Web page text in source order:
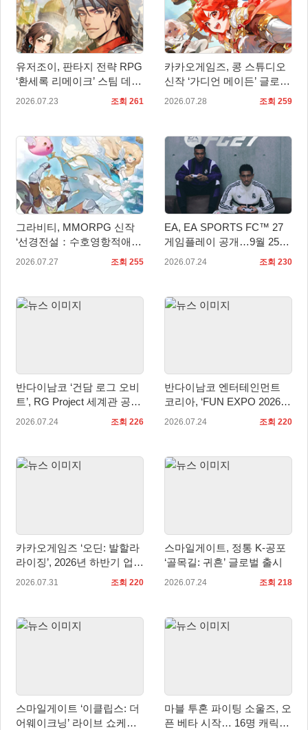
유저조이, 판타지 전략 RPG
‘환세록 리메이크’ 스팀 데모
무료 배포
2026.07.23 조회 261
카카오게임즈, 콩 스튜디오
신작 ‘가디언 메이든’ 글로벌
퍼블리싱 계약
2026.07.28 조회 259
그라비티, MMORPG 신작
‘선경전설：수호영항적애2’
중국 판호 획득!
2026.07.27 조회 255
EA, EA SPORTS FC™ 27
게임플레이 공개…9월 25일
전 세계 출시
2026.07.24 조회 230
반다이남코 ‘건담 로그 오비
트’, RG Project 세계관 공
개… 애니메이션과 연계
2026.07.24 조회 226
반다이남코 엔터테인먼트
코리아, ‘FUN EXPO 2026’
참가 상세 내용 공개
2026.07.24 조회 220
카카오게임즈 ‘오딘: 발할라
라이징’, 2026년 하반기 업데
이트 미리보기 공개
2026.07.31 조회 220
스마일게이트, 정통 K-공포
‘골목길: 귀흔’ 글로벌 출시
2026.07.24 조회 218
스마일게이트 ‘이클립스: 더
어웨이크닝’ 라이브 쇼케이
마블 투혼 파이팅 소울즈, 오
픈 베타 시작… 16명 캐릭터